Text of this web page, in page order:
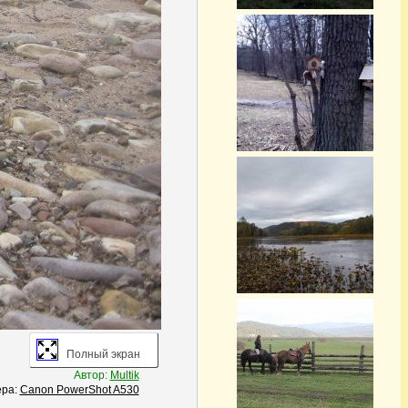
Полный экран
Автор: Multik
Canon PowerShot A530